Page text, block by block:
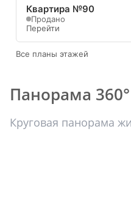
Квартира №90
Продано
Перейти
Все планы этажей
Панорама 360°
Круговая панорама